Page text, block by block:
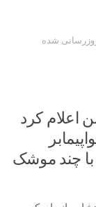
شده
اعلام کرد
با چند موشک